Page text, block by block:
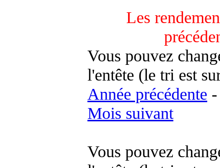
Les
Vous pouvez
l'entête (le tri est
Année précédente -
Mois suivant
Vous pouvez